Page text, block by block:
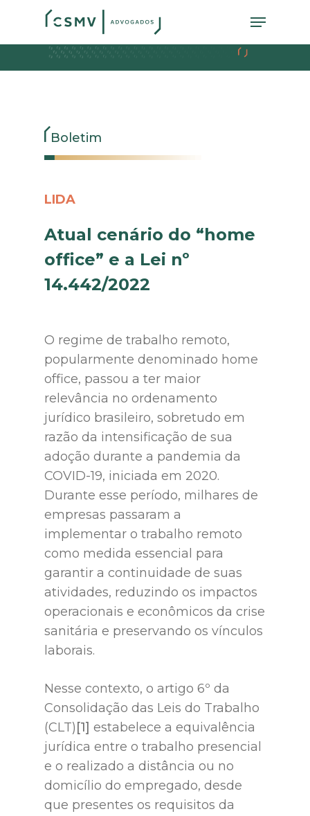
content
Menu
Boletim
LIDA
Atual cenário do “home
office” e a Lei nº
14.442/2022
O regime de trabalho remoto,
popularmente denominado home
office, passou a ter maior
relevância no ordenamento
jurídico brasileiro, sobretudo em
razão da intensificação de sua
adoção durante a pandemia da
COVID-19, iniciada em 2020.
Durante esse período, milhares de
empresas passaram a
implementar o trabalho remoto
como medida essencial para
garantir a continuidade de suas
atividades, reduzindo os impactos
operacionais e econômicos da crise
sanitária e preservando os vínculos
laborais.
Nesse contexto, o artigo 6º da
Consolidação das Leis do Trabalho
(CLT) [1] estabelece a equivalência
jurídica entre o trabalho presencial
e o realizado a distância ou no
domicílio do empregado, desde
que presentes os requisitos da